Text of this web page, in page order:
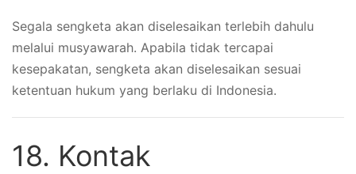
Segala sengketa akan diselesaikan terlebih dahulu
melalui musyawarah. Apabila tidak tercapai
kesepakatan, sengketa akan diselesaikan sesuai
ketentuan hukum yang berlaku di Indonesia.
18. Kontak